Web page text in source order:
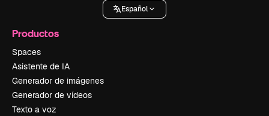
Español
Productos
Spaces
Asistente de IA
Generador de imágenes
Generador de vídeos
Texto a voz